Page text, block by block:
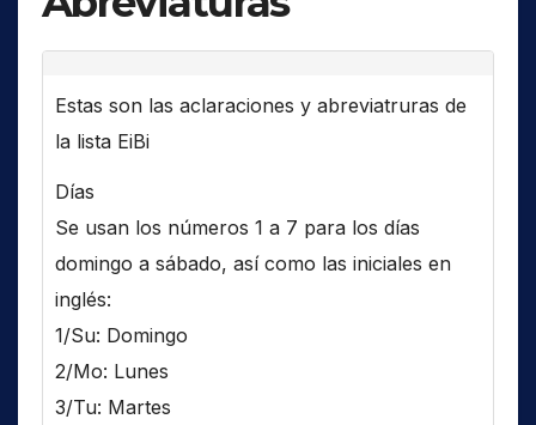
Estas son las aclaraciones y abreviatruras de
la lista EiBi
Días
Se usan los números 1 a 7 para los días
domingo a sábado, así como las iniciales en
inglés:
1/Su: Domingo
2/Mo: Lunes
3/Tu: Martes